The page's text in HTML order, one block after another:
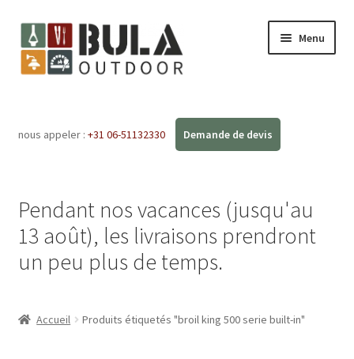
Menu
Boutique en ligne
Blog
nous appeler : +31 06-51132330
Pendant nos vacances (jusqu'au
13 août), les livraisons prendront
un peu plus de temps.
Accueil Produits étiquetés "broil king 500 serie built-in"